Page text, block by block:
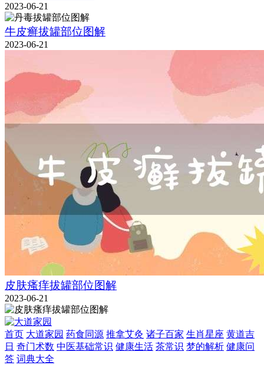
2023-06-21
牛皮癣拔罐部位图解
2023-06-21
皮肤瘙痒拔罐部位图解
2023-06-21
首页 大道家园 药食同源 推拿艾灸 诸子百家 生肖星座 黄道吉
日 奇门术数 中医基础常识 健康生活 茶常识 梦的解析 健康问
答 词典大全